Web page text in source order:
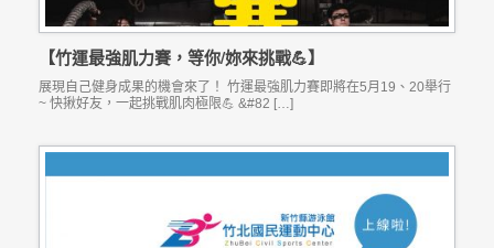
【竹運最強肌力賽，等你/妳來挑戰💪】
展現自己健身成果的機會來了！ 竹運最強肌力賽即將在5月19、20舉行
~ 快揪好友，一起挑戰肌肉極限💪 &#82 […]